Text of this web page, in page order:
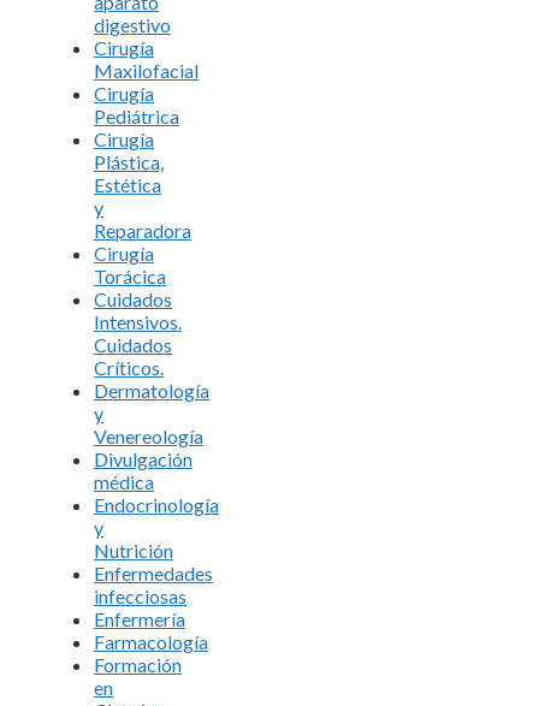
digestivo
Cirugía
Maxilofacial
Cirugía
Pediátrica
Cirugía
Plástica,
Estética
y
Reparadora
Cirugía
Torácica
Cuidados
Intensivos.
Cuidados
Críticos.
Dermatología
y
Venereología
Divulgación
médica
Endocrinología
y
Nutrición
Enfermedades
infecciosas
Enfermería
Farmacología
Formación
en